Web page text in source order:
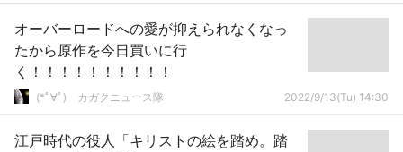
オーバーロードへの愛が抑えられなくなっ
たから原作を今日買いに行
く！！！！！！！！！！
(*ﾟ∀ﾟ)ゞカガクニュース隊 2022/9/13(Tu) 14:30
江戸時代の役人「キリストの絵を踏め。踏